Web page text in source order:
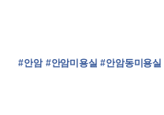
#안암 #안암미용실 #안암동미용실